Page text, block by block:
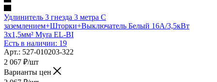
Удлинитель 3 гнезда 3 метра С
заземлением+Шторки+Выключатель Белый 16А/3,5кВт
3х1,5мм² Myra EL-BI
Есть в наличии: 19
Арт.: 527-010203-322
2 067 ₽/шт
Варианты цен